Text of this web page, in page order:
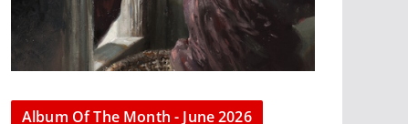
Album Of The Month - June 2026